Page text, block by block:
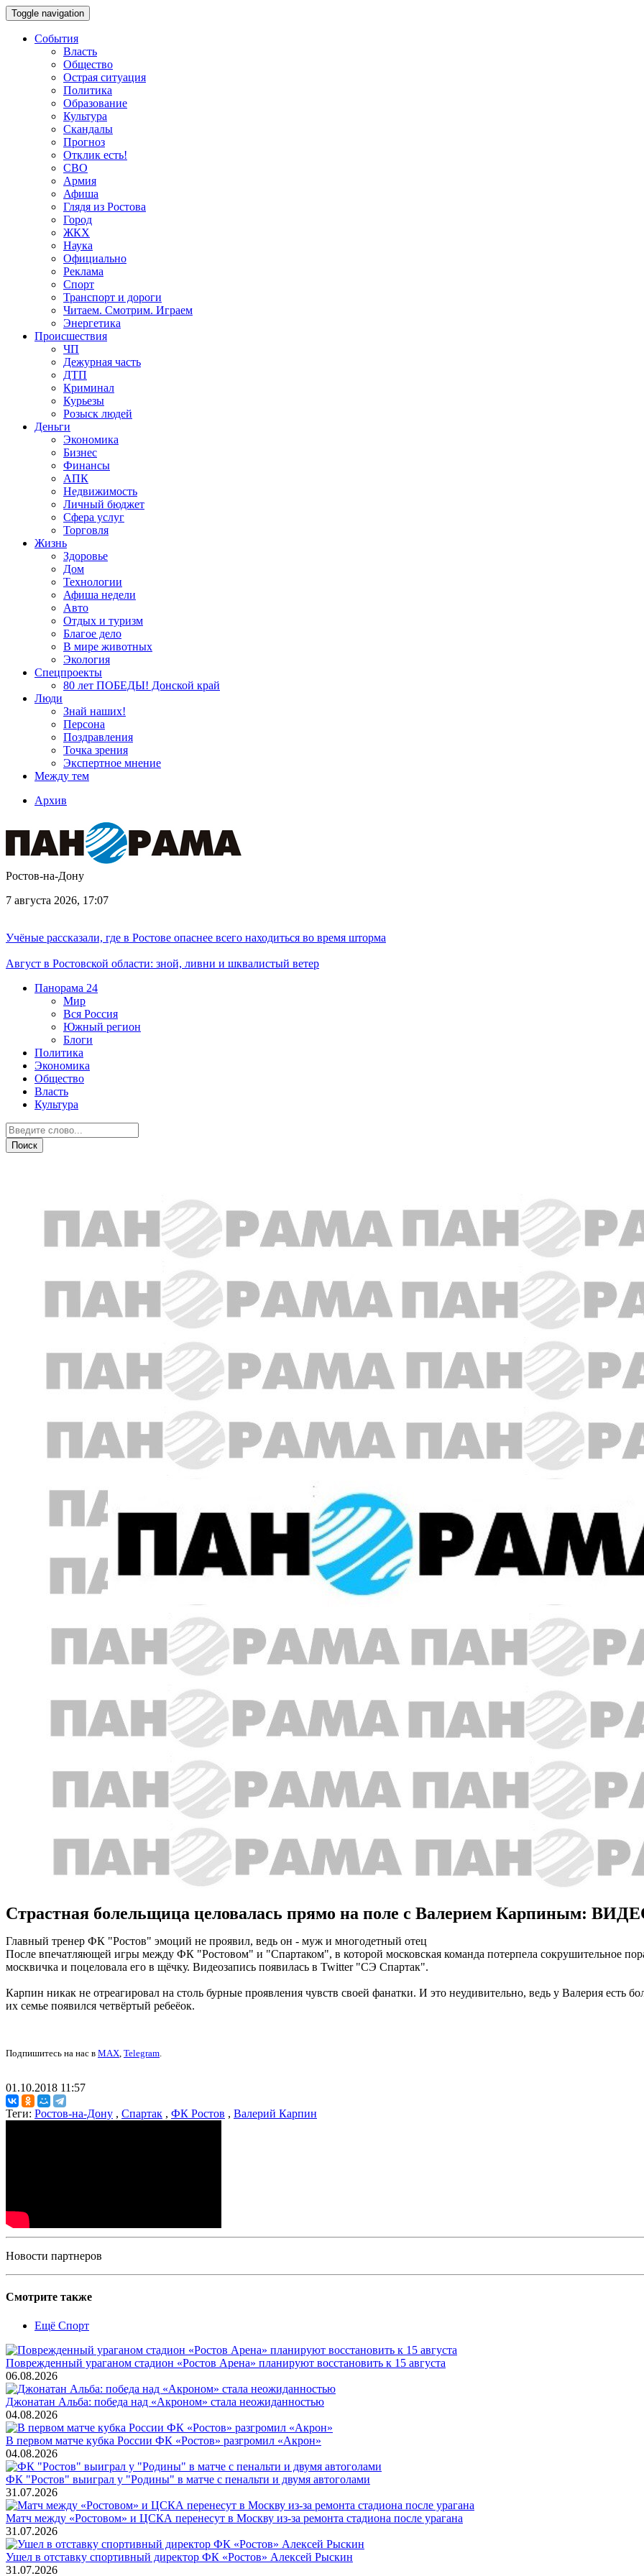
Toggle navigation
События
Власть
Общество
Острая ситуация
Политика
Образование
Культура
Скандалы
Прогноз
Отклик есть!
СВО
Армия
Афиша
Глядя из Ростова
Город
ЖКХ
Наука
Официально
Реклама
Спорт
Транспорт и дороги
Читаем. Смотрим. Играем
Энергетика
Происшествия
ЧП
Дежурная часть
ДТП
Криминал
Курьезы
Розыск людей
Деньги
Экономика
Бизнес
Финансы
АПК
Недвижимость
Личный бюджет
Сфера услуг
Торговля
Жизнь
Здоровье
Дом
Технологии
Афиша недели
Авто
Отдых и туризм
Благое дело
В мире животных
Экология
Спецпроекты
80 лет ПОБЕДЫ! Донской край
Люди
Знай наших!
Персона
Поздравления
Точка зрения
Экспертное мнение
Между тем
Архив
Ростов-на-Дону
7 августа 2026, 17:07
Учёные рассказали, где в Ростове опаснее всего находиться во время шторма
Август в Ростовской области: зной, ливни и шквалистый ветер
Панорама 24
Мир
Вся Россия
Южный регион
Блоги
Политика
Экономика
Общество
Власть
Культура
Страстная болельщица целовалась прямо на поле с Валерием Карпиным:
Главный тренер ФК "Ростов" эмоций не проявил, ведь он - муж и многодетный отец
После впечатляющей игры между ФК "Ростовом" и "Спартаком", в которой московская команда потерпела сокрушительное
москвичка и поцеловала его в щёчку. Видеозапись появилась в Twitter "СЭ Спартак".
Карпин никак не отреагировал на столь бурные проявления чувств своей фанатки. И это неудивительно, ведь у Валерия есть
их семье появился четвёртый ребеёок.
Подпишитесь на нас в MAX, Telegram.
01.10.2018 11:57
Теги: Ростов-на-Дону , Спартак , ФК Ростов , Валерий Карпин
Новости партнеров
Смотрите также
Ещё Спорт
Поврежденный ураганом стадион «Ростов Арена» планируют восстановить к 15 августа
06.08.2026
Джонатан Альба: победа над «Акроном» стала неожиданностью
04.08.2026
В первом матче кубка России ФК «Ростов» разгромил «Акрон»
04.08.2026
ФК "Ростов" выиграл у "Родины" в матче с пенальти и двумя автоголами
31.07.2026
Матч между «Ростовом» и ЦСКА перенесут в Москву из-за ремонта стадиона после урагана
31.07.2026
Ушел в отставку спортивный директор ФК «Ростов» Алексей Рыскин
31.07.2026